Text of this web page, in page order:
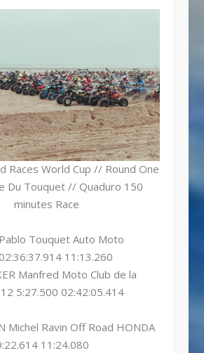
Races World Cup // Round One
Du Touquet // Quaduro 150
minutes Race
Touquet Auto Moto
11:13.260
Manfred Moto Club de la
5:27.500 02:42:05.414
Michel Ravin Off Road HONDA
11:24.080